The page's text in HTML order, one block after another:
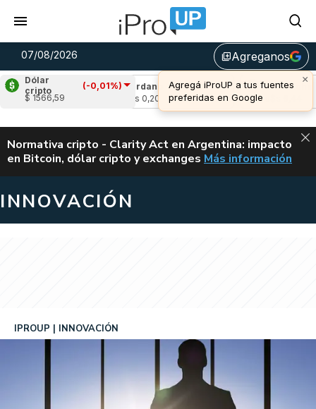
07/08/2026 library_addAgreganos
×
Agregá iProUP a tus fuentes
preferidas en Google
Dólar
cripto
(-0,01%)
$ 1566,59
Cardano (0,10%)
Avalanche (-
u$s 6,44
ALERTA
Normativa cripto - Clarity Act en Argentina: impacto
en Bitcoin, dólar cripto y exchanges CLARITY ACT EN
Más información
INNOVACIÓN
IPROUP INNOVACIÓN